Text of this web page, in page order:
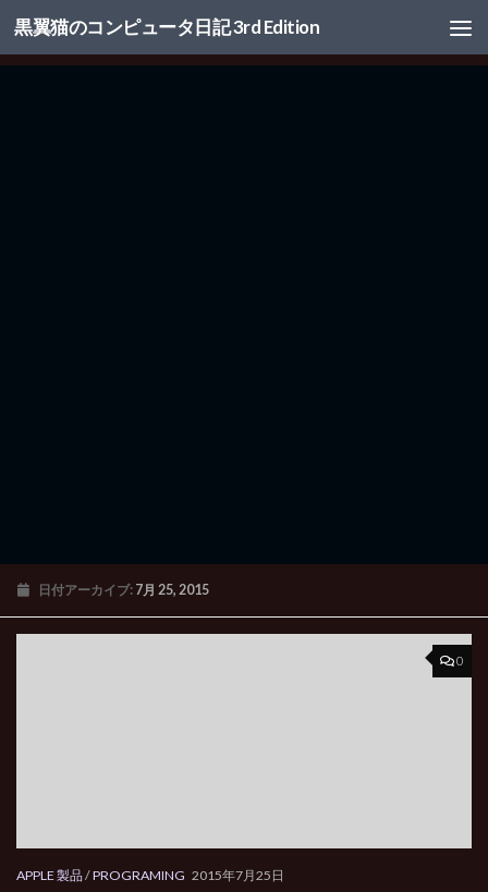
コンテンツへスキップ
黒翼猫のコンピュータ日記 3rd Edition
日付アーカイブ: 7月 25, 2015
0
APPLE 製品/PROGRAMING 2015年7月25日